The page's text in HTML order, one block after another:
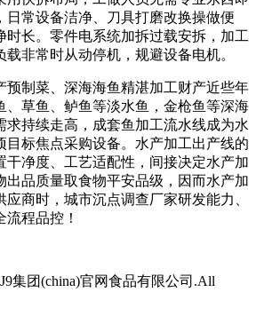
日常设备洁净、刀具打磨改换操做便
时长。零件电系统加拆过载安拆，加工
非常时从动停机，规避设备电机。
制菜、深海海鱼精湛加工财产近些年
、草鱼、鲈鱼等淡水鱼，金枪鱼等深海
求持续走高，成套鱼加工流水线成为水
目标焦点采购设备。水产加工出产线的
干净度、工艺适配性，间接决定水产加
出品质量取食物平安品级，因而水产加
商时，城市沉点调查厂家研发能力、
程品控！
集团(china)官网食品有限公司.All